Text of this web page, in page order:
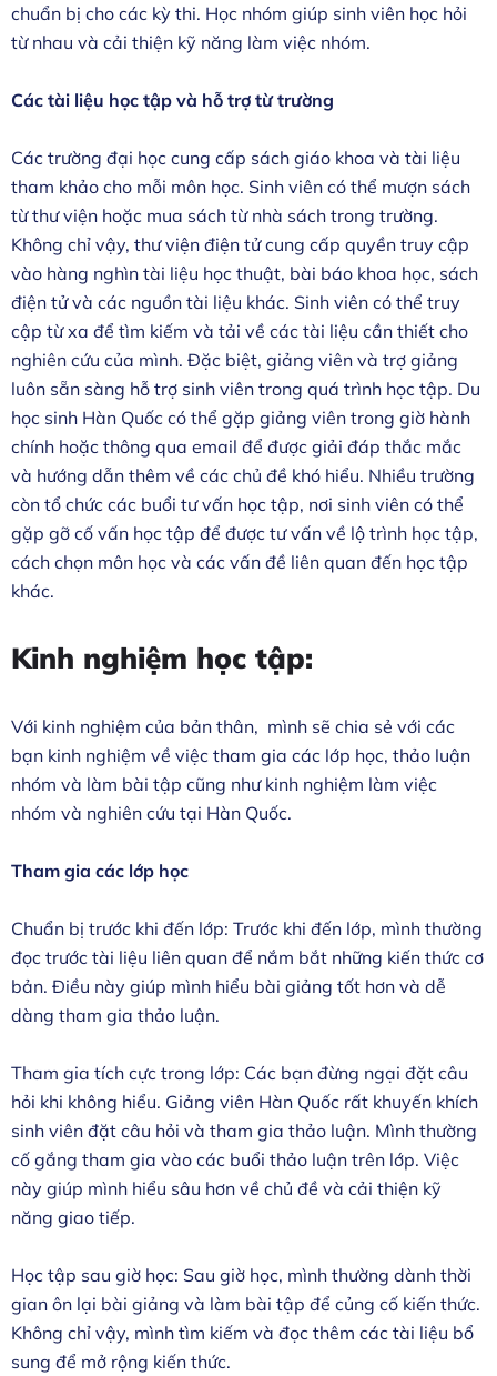
chuẩn bị cho các kỳ thi. Học nhóm giúp sinh viên học hỏi
từ nhau và cải thiện kỹ năng làm việc nhóm.
Các tài liệu học tập và hỗ trợ từ trường
Các trường đại học cung cấp sách giáo khoa và tài liệu
tham khảo cho mỗi môn học. Sinh viên có thể mượn sách
từ thư viện hoặc mua sách từ nhà sách trong trường.
Không chỉ vậy, thư viện điện tử cung cấp quyền truy cập
vào hàng nghìn tài liệu học thuật, bài báo khoa học, sách
điện tử và các nguồn tài liệu khác. Sinh viên có thể truy
cập từ xa để tìm kiếm và tải về các tài liệu cần thiết cho
nghiên cứu của mình. Đặc biệt, giảng viên và trợ giảng
luôn sẵn sàng hỗ trợ sinh viên trong quá trình học tập. Du
học sinh Hàn Quốc có thể gặp giảng viên trong giờ hành
chính hoặc thông qua email để được giải đáp thắc mắc
và hướng dẫn thêm về các chủ đề khó hiểu. Nhiều trường
còn tổ chức các buổi tư vấn học tập, nơi sinh viên có thể
gặp gỡ cố vấn học tập để được tư vấn về lộ trình học tập,
cách chọn môn học và các vấn đề liên quan đến học tập
khác.
Kinh nghiệm học tập:
Với kinh nghiệm của bản thân, mình sẽ chia sẻ với các
bạn kinh nghiệm về việc tham gia các lớp học, thảo luận
nhóm và làm bài tập cũng như kinh nghiệm làm việc
nhóm và nghiên cứu tại Hàn Quốc.
Tham gia các lớp học
Chuẩn bị trước khi đến lớp: Trước khi đến lớp, mình thường
đọc trước tài liệu liên quan để nắm bắt những kiến thức cơ
bản. Điều này giúp mình hiểu bài giảng tốt hơn và dễ
dàng tham gia thảo luận.
Tham gia tích cực trong lớp: Các bạn đừng ngại đặt câu
hỏi khi không hiểu. Giảng viên Hàn Quốc rất khuyến khích
sinh viên đặt câu hỏi và tham gia thảo luận. Mình thường
cố gắng tham gia vào các buổi thảo luận trên lớp. Việc
này giúp mình hiểu sâu hơn về chủ đề và cải thiện kỹ
năng giao tiếp.
Học tập sau giờ học: Sau giờ học, mình thường dành thời
gian ôn lại bài giảng và làm bài tập để củng cố kiến thức.
Không chỉ vậy, mình tìm kiếm và đọc thêm các tài liệu bổ
sung để mở rộng kiến thức.